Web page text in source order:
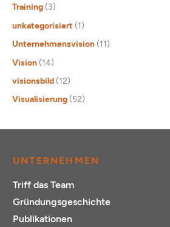
Training (3)
unkategorisiert (1)
Unternehmensvision (11)
Vision (14)
visionsbild (12)
Visualisierung (52)
UNTERNEHMEN
Triff das Team
Gründungsgeschichte
Publikationen